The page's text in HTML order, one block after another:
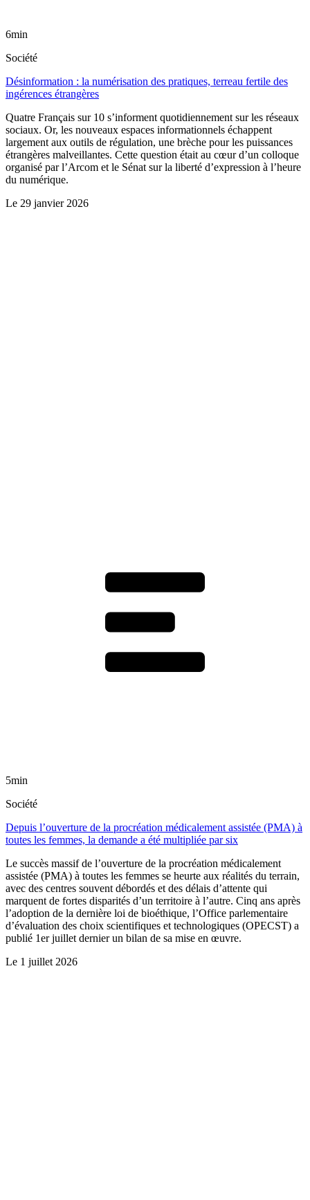
6min
Société
Désinformation : la numérisation des pratiques, terreau fertile des
ingérences étrangères
Quatre Français sur 10 s’informent quotidiennement sur les réseaux
sociaux. Or, les nouveaux espaces informationnels échappent
largement aux outils de régulation, une brèche pour les puissances
étrangères malveillantes. Cette question était au cœur d’un colloque
organisé par l’Arcom et le Sénat sur la liberté d’expression à l’heure
du numérique.
Le 29 janvier 2026
5min
Société
Depuis l’ouverture de la procréation médicalement assistée (PMA) à
toutes les femmes, la demande a été multipliée par six
Le succès massif de l’ouverture de la procréation médicalement
assistée (PMA) à toutes les femmes se heurte aux réalités du terrain,
avec des centres souvent débordés et des délais d’attente qui
marquent de fortes disparités d’un territoire à l’autre. Cinq ans après
l’adoption de la dernière loi de bioéthique, l’Office parlementaire
d’évaluation des choix scientifiques et technologiques (OPECST) a
publié 1er juillet dernier un bilan de sa mise en œuvre.
Le 1 juillet 2026